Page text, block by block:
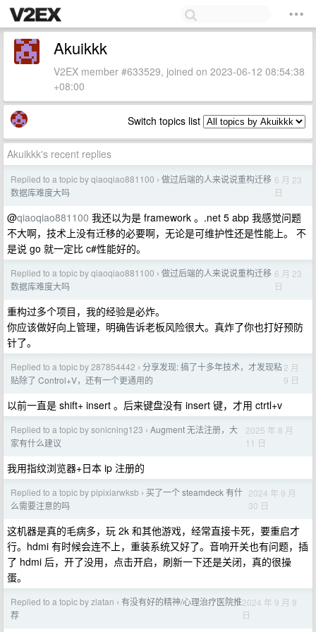
Akuikkk
V2EX member #633529, joined on 2023-06-12 08:54:38
+08:00
Switch topics list
Akuikkk's recent replies
Replied to a topic by qiaoqiao881100 › 做过后端的人来说说重构迁移
数据库难度大吗
6 月 23
日
@qiaoqiao881100 我还以为是 framework 。.net 5 abp 我感觉问题
不大啊，技术上没有迁移的必要啊，无论是可维护性还是性能上。 不
是说 go 就一定比 c#性能好的。
Replied to a topic by qiaoqiao881100 › 做过后端的人来说说重构迁移
数据库难度大吗
6 月 23
日
重构过多个项目，我的经验是必炸。
你应该做好向上管理，明确告诉老板风险很大。真炸了你也打好预防
针了。
Replied to a topic by 287854442 › 分享发现: 搞了十多年技术，才发现粘
贴除了 Control+V，还有一个更通用的
2 月
9 日
以前一直是 shift+ insert 。后来键盘没有 insert 键，才用 ctrtl+v
Replied to a topic by sonicning123 › Augment 无法注册，大
家有什么建议
2025 年 8 月
11 日
我用指纹浏览器+日本 ip 注册的
Replied to a topic by pipixiarwksb › 买了一个 steamdeck 有什
么需要注意的吗
2024 年 9 月
30 日
这机器是真的毛病多，玩 2k 和其他游戏，经常直接卡死，要重启才
行。hdmi 有时候会连不上，重装系统又好了。音响开关也有问题，插
了 hdmi 后，开了没用，点击开启，刷新一下还是关闭，真的很操
蛋。
Replied to a topic by zlatan › 有没有好的精神/心理治疗医院推
荐
2024 年 9 月 9
日